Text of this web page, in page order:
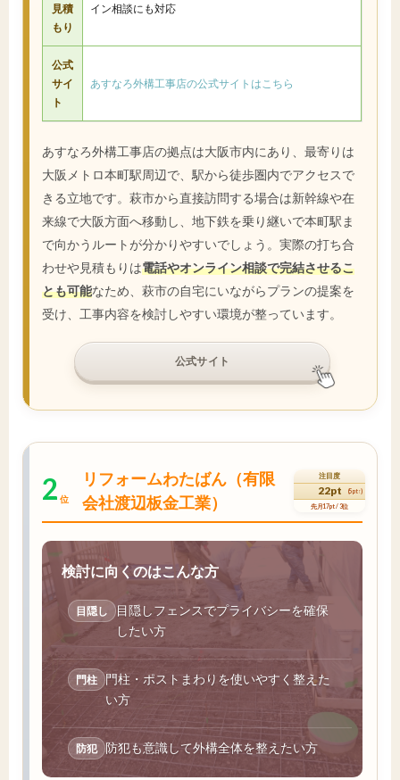
見積
もり
イン相談にも対応
公式
サイ
ト
あすなろ外構工事店の公式サイトはこちら
あすなろ外構工事店の拠点は大阪市内にあり、最寄りは
大阪メトロ本町駅周辺で、駅から徒歩圏内でアクセスで
きる立地です。萩市から直接訪問する場合は新幹線や在
来線で大阪方面へ移動し、地下鉄を乗り継いで本町駅ま
で向かうルートが分かりやすいでしょう。実際の打ち合
わせや見積もりは電話やオンライン相談で完結させるこ
とも可能なため、萩市の自宅にいながらプランの提案を
受け、工事内容を検討しやすい環境が整っています。
公式サイト
2 位
リフォームわたばん（有限
会社渡辺板金工業）
注目度
22pt (5pt↑)
先月17pt / 3位
検討に向くのはこんな方
目隠し
目隠しフェンスでプライバシーを確保
したい方
門柱
門柱・ポストまわりを使いやすく整えた
い方
防犯 防犯も意識して外構全体を整えたい方